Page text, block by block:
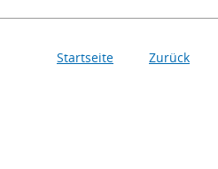
Startseite Zurück